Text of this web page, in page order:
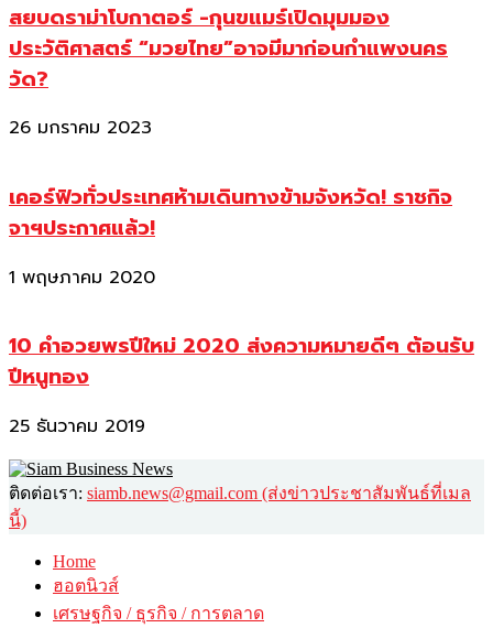
สยบดราม่าโบกาตอร์ -กุนขแมร์เปิดมุมมอง
ประวัติศาสตร์ “มวยไทย”อาจมีมาก่อนกำแพงนคร
วัด?
26 มกราคม 2023
เคอร์ฟิวทั่วประเทศห้ามเดินทางข้ามจังหวัด! ราชกิจ
จาฯประกาศแล้ว!
1 พฤษภาคม 2020
10 คำอวยพรปีใหม่ 2020 ส่งความหมายดีๆ ต้อนรับ
ปีหนูทอง
25 ธันวาคม 2019
ติดต่อเรา: siamb.news@gmail.com (ส่งข่าวประชาสัมพันธ์ที่เมล
นี้)
Home
ฮอตนิวส์
เศรษฐกิจ / ธุรกิจ / การตลาด